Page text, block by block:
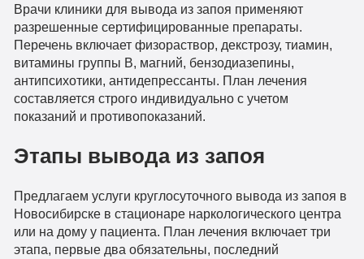
Врачи клиники для вывода из запоя применяют
разрешенные сертифицированные препараты.
Перечень включает физораствор, декстрозу, тиамин,
витамины группы В, магний, бензодиазепины,
антипсихотики, антидепрессанты. План лечения
составляется строго индивидуально с учетом
показаний и противопоказаний.
Этапы вывода из запоя
Предлагаем услуги круглосуточного вывода из запоя в
Новосибирске в стационаре наркологического центра
или на дому у пациента. План лечения включает три
этапа, первые два обязательны, последний